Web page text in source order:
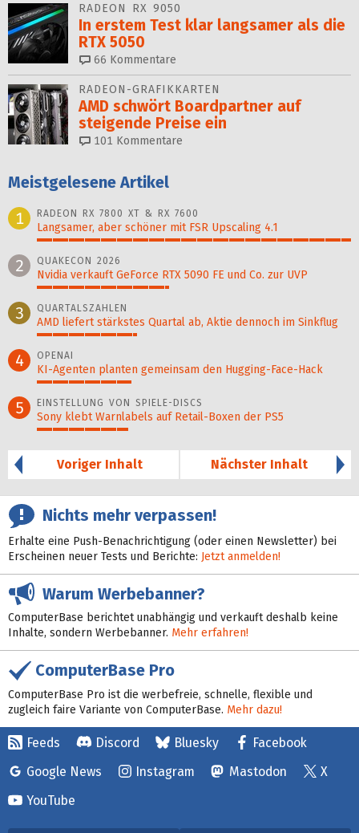
RADEON RX 9050
In erstem Test klar langsamer als die
RTX 5050
66 Kommentare
RADEON-GRAFIKKARTEN
AMD schwört Boardpartner auf
steigende Preise ein
101 Kommentare
Meistgelesene Artikel
1
RADEON RX 7800 XT & RX 7600
Langsamer, aber schöner mit FSR Upscaling 4.1
100%
2 QUAKECON 2026
Nvidia verkauft GeForce RTX 5090 FE und Co. zur UVP
42%
3 QUARTALSZAHLEN
AMD liefert stärkstes Quartal ab, Aktie dennoch im Sinkflug
32%
4 OPENAI
KI-Agenten planten gemein­sam den Hugging-Face-Hack
30%
5 EINSTELLUNG VON SPIELE-DISCS
Sony klebt Warnlabels auf Retail-Boxen der PS5
29%
Voriger Inhalt
Nächster Inhalt
Nichts mehr verpassen!
Erhalte eine Push-Benachrichtigung (oder einen Newsletter) bei
Erscheinen neuer Tests und Berichte: Jetzt anmelden!
Warum Werbebanner?
ComputerBase berichtet unabhängig und verkauft deshalb keine
Inhalte, sondern Werbebanner. Mehr erfahren!
ComputerBase Pro
ComputerBase Pro ist die werbefreie, schnelle, flexible und
zugleich faire Variante von ComputerBase. Mehr dazu!
Feeds Discord Bluesky
Facebook
Google News
Instagram Mastodon
X
YouTube